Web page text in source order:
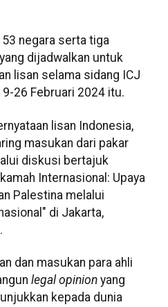
negara serta tiga
dijadwalkan untuk
lisan selama sidang ICJ
26 Februari 2024 itu.
lisan Indonesia,
masukan dari pakar
diskusi bertajuk
Internasional: Upaya
Palestina melalui
di Jakarta,
dan masukan para ahli
legal opinion yang
kepada dunia